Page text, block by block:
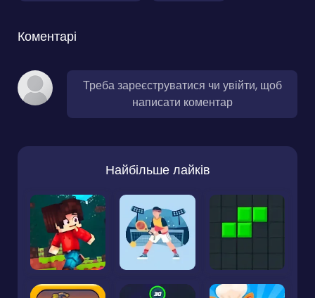
Коментарі
Треба зареєструватися чи увійти, щоб
написати коментар
Найбільше лайків